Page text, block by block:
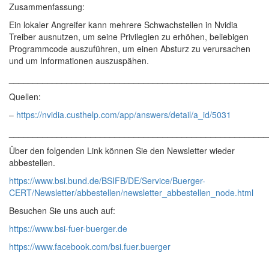
Zusammenfassung:
Ein lokaler Angreifer kann mehrere Schwachstellen in Nvidia
Treiber ausnutzen, um seine Privilegien zu erhöhen, beliebigen
Programmcode auszuführen, um einen Absturz zu verursachen
und um Informationen auszuspähen.
Quellen:
– https://nvidia.custhelp.com/app/answers/detail/a_id/5031
Über den folgenden Link können Sie den Newsletter wieder
abbestellen.
https://www.bsi.bund.de/BSIFB/DE/Service/Buerger-
CERT/Newsletter/abbestellen/newsletter_abbestellen_node.html
Besuchen Sie uns auch auf:
https://www.bsi-fuer-buerger.de
https://www.facebook.com/bsi.fuer.buerger